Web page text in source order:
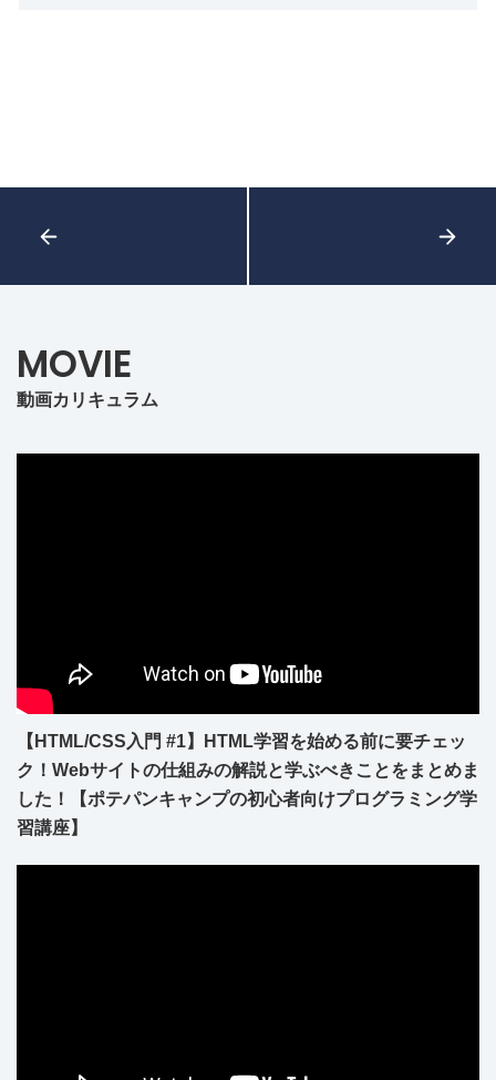
MOVIE
動画カリキュラム
【HTML/CSS入門 #1】HTML学習を始める前に要チェッ
ク！Webサイトの仕組みの解説と学ぶべきことをまとめま
した！【ポテパンキャンプの初心者向けプログラミング学
習講座】